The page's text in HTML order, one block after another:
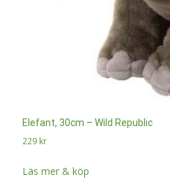
Elefant, 30cm – Wild Republic
229 kr
Läs mer & köp